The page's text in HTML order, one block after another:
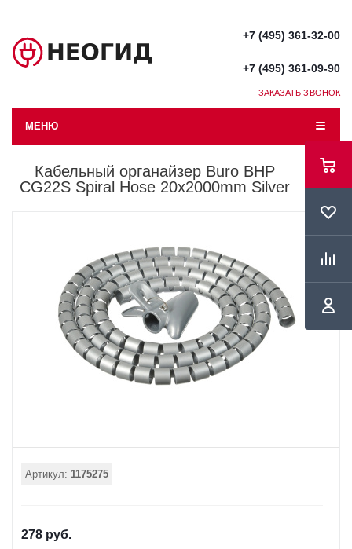
+7 (495) 361-32-00
+7 (495) 361-09-90
ЗАКАЗАТЬ ЗВОНОК
МЕНЮ
Кабельный органайзер Buro BHP
CG22S Spiral Hose 20x2000mm Silver
Артикул: 1175275
278 руб.